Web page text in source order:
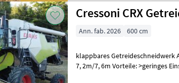
Cressoni CRX
Ann. fab. 2026 600 cm
klappbares Getreideschneidwerk Arbeitsbreiten: 5, 4m / 6, 0m / 6, 6m /
7, 2m/7, 6m Vorteile: >geringes Einsatzgewicht >großer